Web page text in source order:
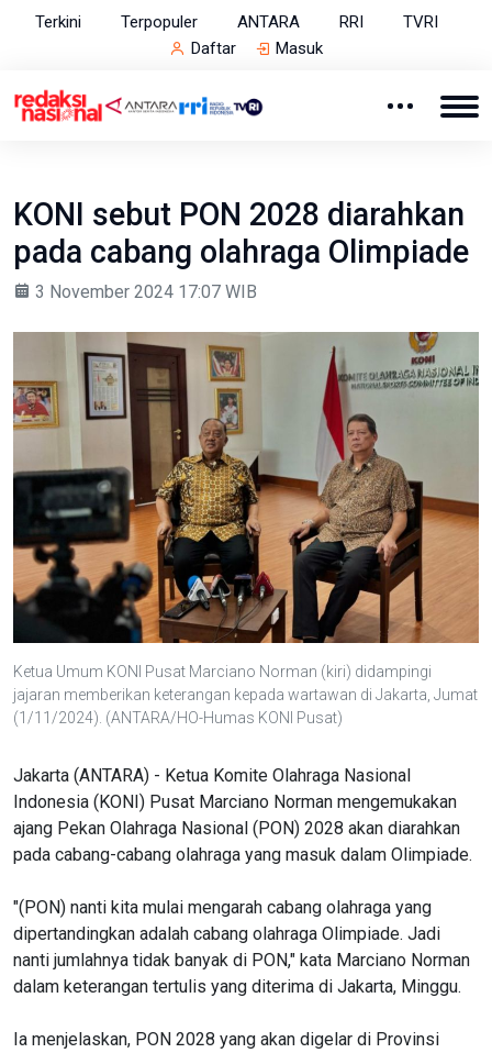
Terkini Terpopuler ANTARA RRI
TVRI
Daftar
Masuk
KONI sebut PON 2028 diarahkan
pada cabang olahraga Olimpiade
3 November 2024 17:07 WIB
Ketua Umum KONI Pusat Marciano Norman (kiri) didampingi
jajaran memberikan keterangan kepada wartawan di Jakarta, Jumat
(1/11/2024). (ANTARA/HO-Humas KONI Pusat)
Jakarta (ANTARA) - Ketua Komite Olahraga Nasional
Indonesia (KONI) Pusat Marciano Norman mengemukakan
ajang Pekan Olahraga Nasional (PON) 2028 akan diarahkan
pada cabang-cabang olahraga yang masuk dalam Olimpiade.
"(PON) nanti kita mulai mengarah cabang olahraga yang
dipertandingkan adalah cabang olahraga Olimpiade. Jadi
nanti jumlahnya tidak banyak di PON," kata Marciano Norman
dalam keterangan tertulis yang diterima di Jakarta, Minggu.
Ia menjelaskan, PON 2028 yang akan digelar di Provinsi